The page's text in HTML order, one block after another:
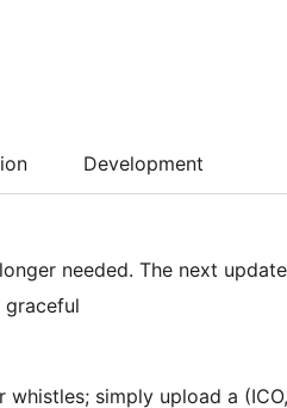
Development
needed. The next
simply upload a